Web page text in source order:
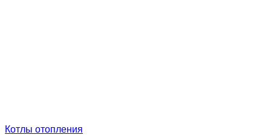
Котлы отопления